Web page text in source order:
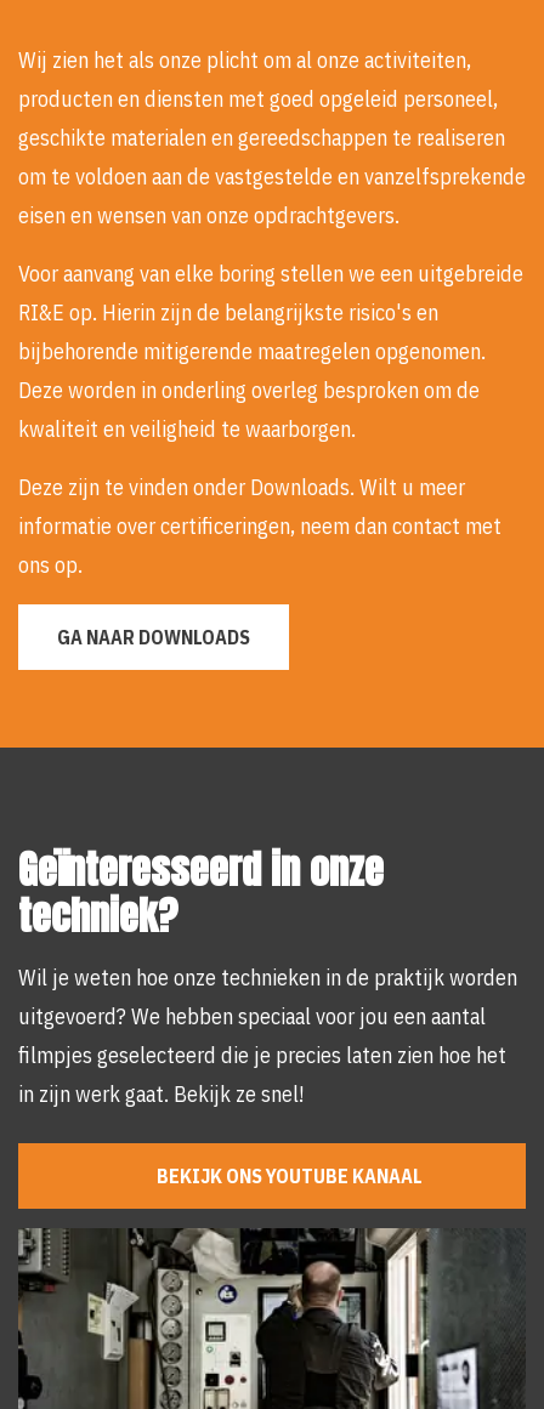
Wij zien het als onze plicht om al onze activiteiten,
producten en diensten met goed opgeleid personeel,
geschikte materialen en gereedschappen te realiseren
om te voldoen aan de vastgestelde en vanzelfsprekende
eisen en wensen van onze opdrachtgevers.
Voor aanvang van elke boring stellen we een uitgebreide
RI&E op. Hierin zijn de belangrijkste risico's en
bijbehorende mitigerende maatregelen opgenomen.
Deze worden in onderling overleg besproken om de
kwaliteit en veiligheid te waarborgen.
Deze zijn te vinden onder Downloads. Wilt u meer
informatie over certificeringen, neem dan contact met
ons op.
GA NAAR DOWNLOADS
Geïnteresseerd in onze
techniek?
Wil je weten hoe onze technieken in de praktijk worden
uitgevoerd? We hebben speciaal voor jou een aantal
filmpjes geselecteerd die je precies laten zien hoe het
in zijn werk gaat. Bekijk ze snel!
BEKIJK ONS YOUTUBE KANAAL